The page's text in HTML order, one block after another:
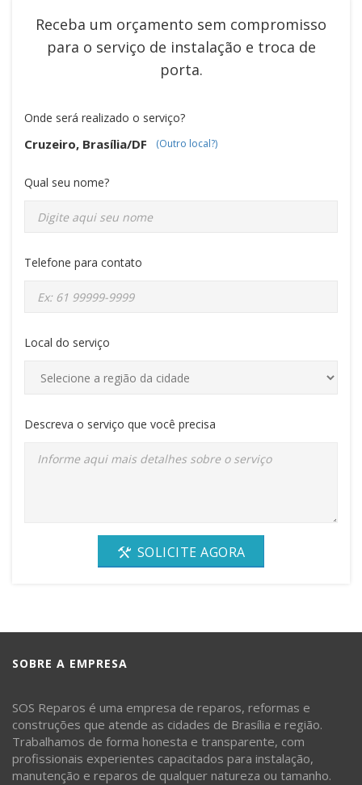
Receba um orçamento sem compromisso
para o serviço de instalação e troca de
porta.
Onde será realizado o serviço?
Cruzeiro, Brasília/DF (Outro local?)
Qual seu nome?
Telefone para contato
Local do serviço
Descreva o serviço que você precisa
SOLICITE AGORA
SOBRE A EMPRESA
SOS Reparos é uma empresa de reparos, reformas e
construções que atende as cidades de Brasília e região.
Trabalhamos de forma honesta e transparente, com
profissionais experientes capacitados para instalação,
manutenção e reparos de qualquer natureza ou tamanho.